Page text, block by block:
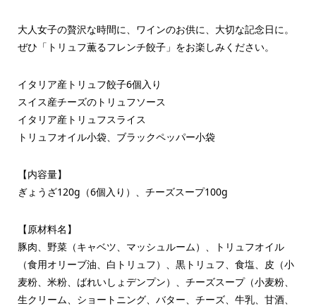
大人女子の贅沢な時間に、ワインのお供に、大切な記念日に。
ぜひ「トリュフ薫るフレンチ餃子」をお楽しみください。
イタリア産トリュフ餃子6個入り
スイス産チーズのトリュフソース
イタリア産トリュフスライス
トリュフオイル小袋、ブラックペッパー小袋
【内容量】
ぎょうざ120g（6個入り）、チーズスープ100g
【原材料名】
豚肉、野菜（キャベツ、マッシュルーム）、トリュフオイル
（食用オリーブ油、白トリュフ）、黒トリュフ、食塩、皮（小
麦粉、米粉、ばれいしょデンプン）、チーズスープ（小麦粉、
生クリーム、ショートニング、バター、チーズ、牛乳、甘酒、